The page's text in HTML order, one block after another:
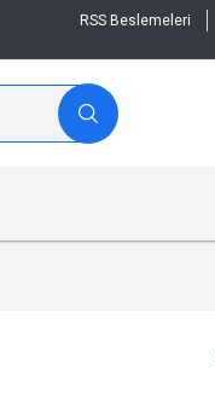
RSS Beslemeleri